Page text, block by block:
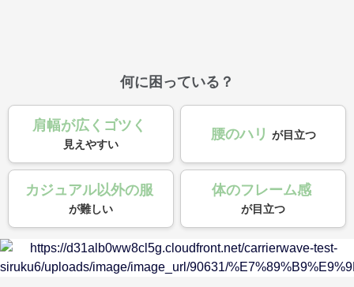
何に困っている？
肩幅が広くゴツく
見えやすい
腰のハリ が目立つ
カジュアル以外の服
が難しい
体のフレーム感
が目立つ